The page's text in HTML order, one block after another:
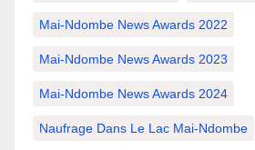
Mai-Ndombe News Awards 2022
Mai-Ndombe News Awards 2023
Mai-Ndombe News Awards 2024
Naufrage Dans Le Lac Mai-Ndombe